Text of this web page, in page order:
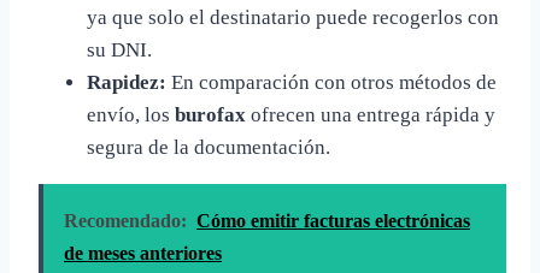
ya que solo el destinatario puede recogerlos con
su DNI.
Rapidez: En comparación con otros métodos de
envío, los burofax ofrecen una entrega rápida y
segura de la documentación.
Recomendado: Cómo emitir facturas electrónicas
de meses anteriores